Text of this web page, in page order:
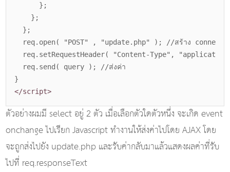
};
};
};
req.open( "POST" , "update.php" ); //สร้าง
req.setRequestHeader( "Content-Type",
req.send( query ); //ส่งค่า
}
</script>
ตัวอย่างผมมี select อยู่ 2 ตัว เมื่อเลือกตัวใดตัวหนึ่ง จะเกิด event
onchange ไปเรียก Javascript ทำงานให้ส่งค่าไปโดย AJAX โดย
จะถูกส่งไปยัง update.php และรับค่ากลับมาแล้วแสดงผลค่าที่รับ
ไปที่ req.responseText